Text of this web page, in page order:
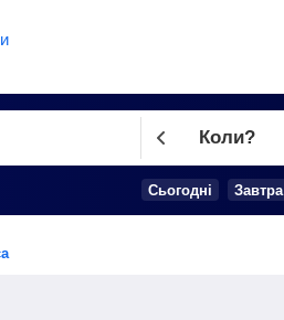
Коли?
Cьогодні Завтра